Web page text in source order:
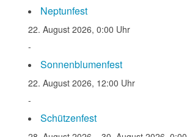
Neptunfest
22. August 2026, 0:00 Uhr
-
Sonnenblumenfest
22. August 2026, 12:00 Uhr
-
Schützenfest